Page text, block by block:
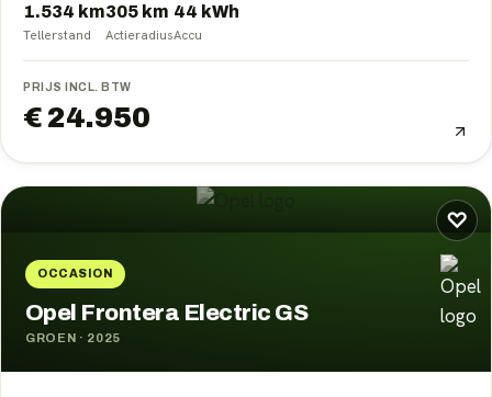
1.534 km
Tellerstand
305 km
Actieradius
44 kWh
Accu
PRIJS INCL. BTW
€ 24.950
♡
OCCASION
Opel Frontera Electric GS
GROEN · 2025